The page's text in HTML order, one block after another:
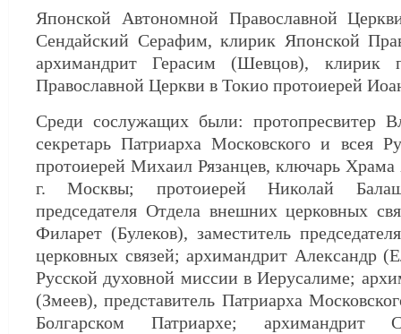
Японской Автономной Православной
Сендайский Серафим, клирик Японской
архимандрит Герасим (Шевцов), клирик
Православной Церкви в Токио протоиерей
Среди сослужащих были: протопресвитер
секретарь Патриарха Московского и всея
протоиерей Михаил Рязанцев, ключарь Храма
г. Москвы; протоиерей Николай
председателя Отдела внешних церковных
Филарет (Булеков), заместитель
церковных связей; архимандрит Александр
Русской духовной миссии в Иерусалиме;
(Змеев), представитель Патриарха
Болгарском Патриархе; архимандрит